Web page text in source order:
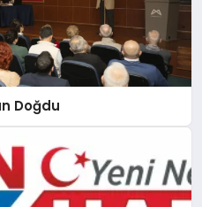
Doğdu